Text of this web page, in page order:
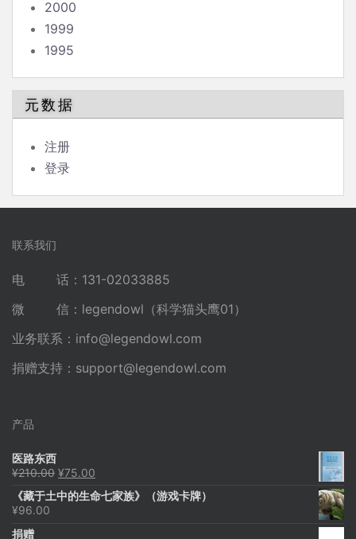
2000
1999
1995
元数据
注册
登录
联系我们
电 话：131-02033885
微 信：legendowl（科学猫头鹰01）
业务联系： info@legendowl.com
捐赠支持： support@legendowl.com
产品
医路东西
¥210.00 原
为：
¥75.00
价
《藏于土中的生命七家族》（游戏卡牌）
¥96.00
捐赠